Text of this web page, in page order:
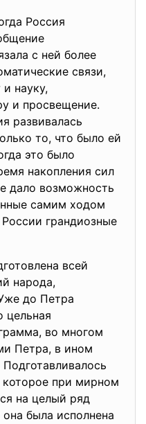
Россия
с ней более
связи,
и науку,
и просвещение.
развивалась
то, что было ей
это было
накопления сил
дало возможность
самим ходом
грандиозные
всей
народа,
до Петра
цельная
во многом
Петра, в ином
которое при мирном
на целый ряд
была исполнена